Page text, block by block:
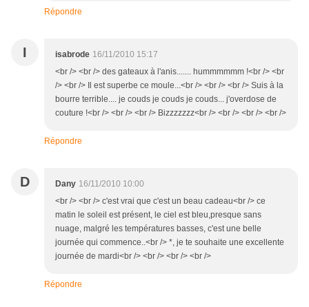
Répondre
I isabrode 16/11/2010 15:17
<br /> <br /> des gateaux à l'anis....... hummmmmm !<br /> <br
/> <br /> Il est superbe ce moule...<br /> <br /> <br /> Suis à la
bourre terrible.... je couds je couds je couds... j'overdose de
couture !<br /> <br /> <br /> Bizzzzzzz<br /> <br /> <br /> <br />
Répondre
D Dany 16/11/2010 10:00
<br /> <br /> c'est vrai que c'est un beau cadeau<br /> ce
matin le soleil est présent, le ciel est bleu,presque sans
nuage, malgré les températures basses, c'est une belle
journée qui commence..<br /> *, je te souhaite une excellente
journée de mardi<br /> <br /> <br /> <br />
Répondre